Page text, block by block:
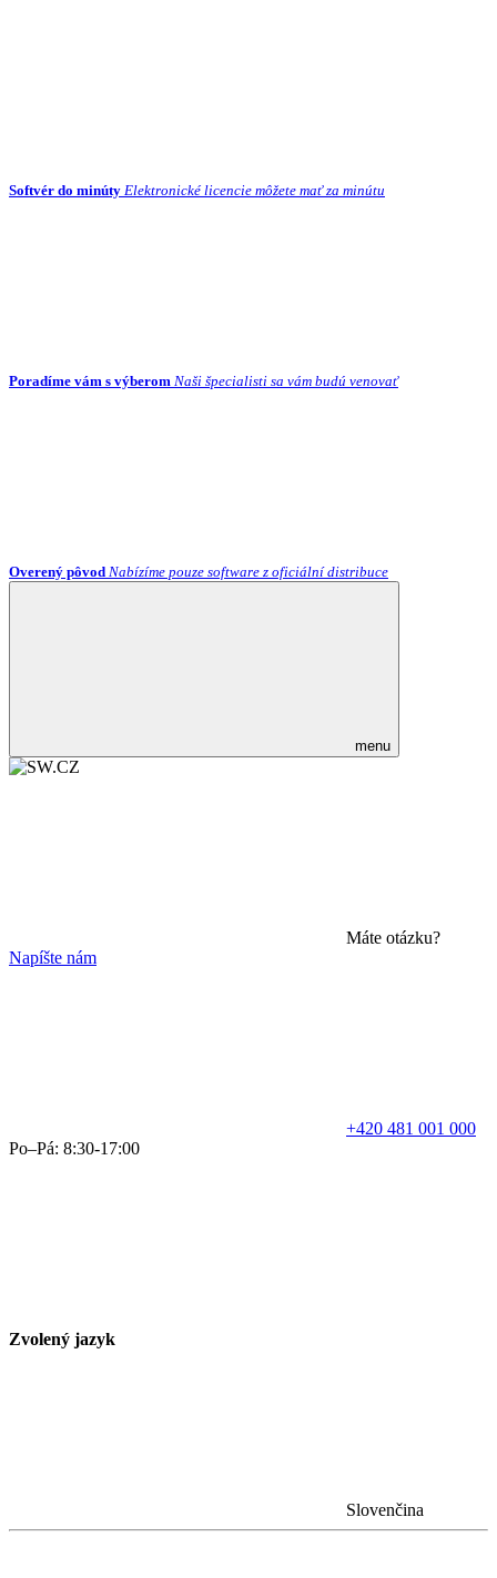
Softvér do minúty Elektronické licencie môžete mať za minútu
Poradíme vám s výberom Naši špecialisti sa vám budú venovať
Overený pôvod Nabízíme pouze software z oficiální distribuce
menu
Máte otázku?
Napíšte nám
+420 481 001 000
Po–Pá: 8:30-17:00
Zvolený jazyk
Slovenčina